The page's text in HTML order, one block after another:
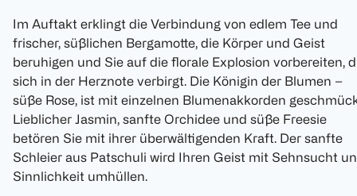
Im Auftakt erklingt die Verbindung von edlem Tee und
frischer, süßlichen Bergamotte, die Körper und Geist
beruhigen und Sie auf die florale Explosion vorbereiten,
sich in der Herznote verbirgt. Die Königin der Blumen –
süße Rose, ist mit einzelnen Blumenakkorden
Lieblicher Jasmin, sanfte Orchidee und süße Freesie
betören Sie mit ihrer überwältigenden Kraft. Der sanfte
Schleier aus Patschuli wird Ihren Geist mit Sehnsucht
Sinnlichkeit umhüllen.